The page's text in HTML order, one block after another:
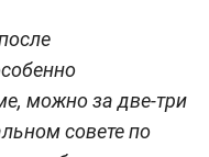
можно за две-три
совете по